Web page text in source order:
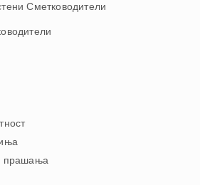
Сметководители
прашања